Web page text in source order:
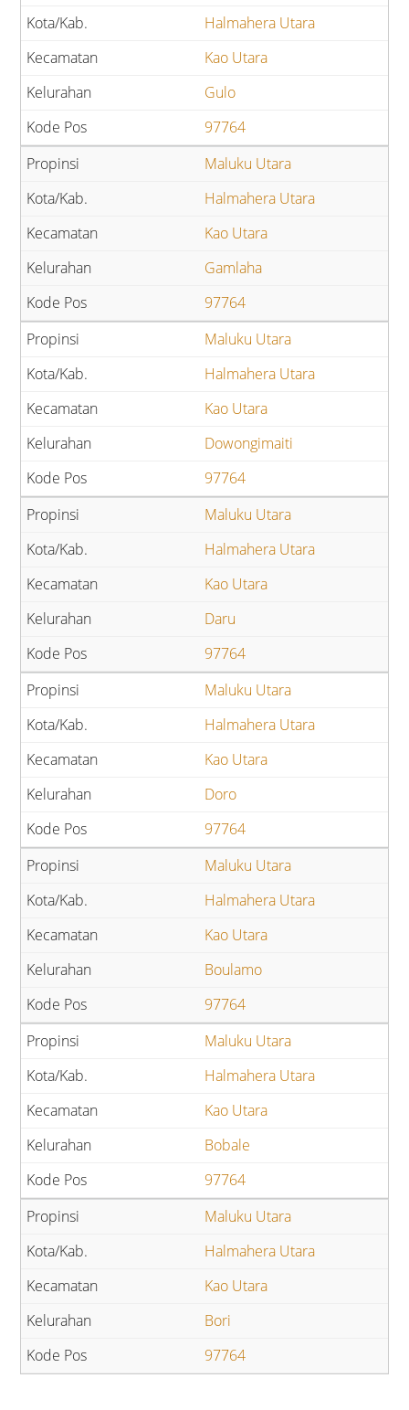
Halmahera Utara
Kao Utara
Gulo
97764
Maluku Utara
Halmahera Utara
Kao Utara
Gamlaha
97764
Maluku Utara
Halmahera Utara
Kao Utara
Dowongimaiti
97764
Maluku Utara
Halmahera Utara
Kao Utara
Daru
97764
Maluku Utara
Halmahera Utara
Kao Utara
Doro
97764
Maluku Utara
Halmahera Utara
Kao Utara
Boulamo
97764
Maluku Utara
Halmahera Utara
Kao Utara
Bobale
97764
Maluku Utara
Halmahera Utara
Kao Utara
Bori
97764